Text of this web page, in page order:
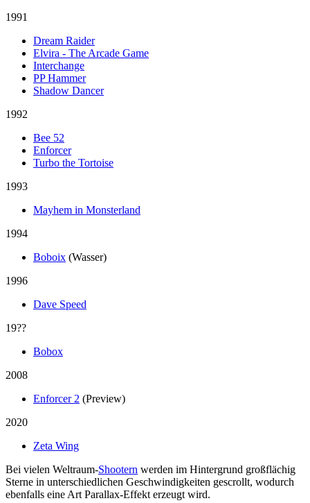
1991
Dream Raider
Elvira - The Arcade Game
Interchange
PP Hammer
Shadow Dancer
1992
Bee 52
Enforcer
Turbo the Tortoise
1993
Mayhem in Monsterland
1994
Boboix (Wasser)
1996
Dave Speed
19??
Bobox
2008
Enforcer 2 (Preview)
2020
Zeta Wing
Bei vielen Weltraum-Shootern werden im Hintergrund großflächig
Sterne in unterschiedlichen Geschwindigkeiten gescrollt, wodurch
ebenfalls eine Art Parallax-Effekt erzeugt wird.